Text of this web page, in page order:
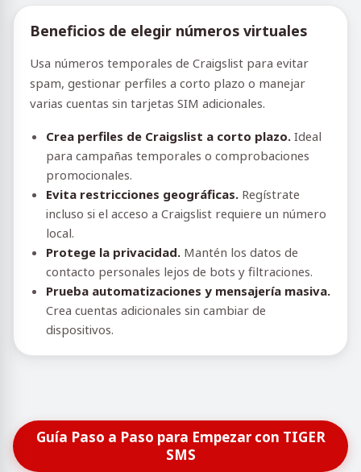
Beneficios de elegir números virtuales
Usa números temporales de Craigslist para evitar
spam, gestionar perfiles a corto plazo o manejar
varias cuentas sin tarjetas SIM adicionales.
Crea perfiles de Craigslist a corto plazo. Ideal
para campañas temporales o comprobaciones
promocionales.
Evita restricciones geográficas. Regístrate
incluso si el acceso a Craigslist requiere un número
local.
Protege la privacidad. Mantén los datos de
contacto personales lejos de bots y filtraciones.
Prueba automatizaciones y mensajería masiva.
Crea cuentas adicionales sin cambiar de
dispositivos.
Guía Paso a Paso para Empezar con TIGER
SMS